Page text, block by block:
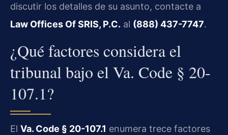
discutir los detalles de su asunto, contacte a
Law Offices Of SRIS, P.C. al (888) 437-7747.
¿Qué factores considera el
tribunal bajo el Va. Code § 20-
107.1?
El Va. Code § 20-107.1 enumera trece factores